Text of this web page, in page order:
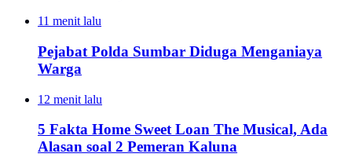
11 menit lalu
Pejabat Polda Sumbar Diduga Menganiaya
Warga
12 menit lalu
5 Fakta Home Sweet Loan The Musical, Ada
Alasan soal 2 Pemeran Kaluna